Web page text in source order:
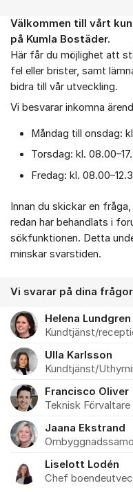
Om forumet
Välkommen till vårt k
på Kumla Bostäder.
Här får du möjlighet att
fel eller brister, samt
bidra till vår utveckling.
Vi besvarar inkomna
Måndag till onsdag:
Torsdag: kl.
Fredag: kl.
Innan du skickar en
redan har behandlats i
sökfunktionen. Detta
minskar svarstiden.
Vi svarar på dina frågor
Helena Lundgren
Kundtjänst/
Ulla Karlsson
Kundtjänst/
Francisco Oliver
Teknisk Förvaltare
Jaana Ekstrand
Liselott Lodén
Chef